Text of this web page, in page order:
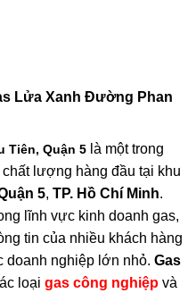
Lửa Xanh Đường Phan
Tiên, Quận 5 là một trong
lượng hàng đầu tại khu
5, TP. Hồ Chí Minh.
lĩnh vực kinh doanh gas,
tin của nhiều khách hàng
doanh nghiệp lớn nhỏ. Gas
loại gas công nghiệp và